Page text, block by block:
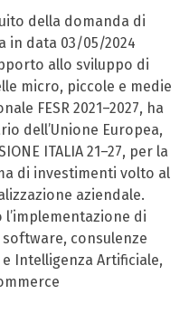
della domanda di
in data 03/05/2024
allo sviluppo di
micro, piccole e medie
FESR 2021–2027, ha
dell’Unione Europea,
ITALIA 21–27, per la
di investimenti volto al
aziendale.
di
consulenze
Intelligenza Artificiale,